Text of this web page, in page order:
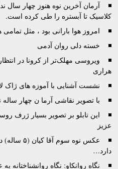
آرمان آخرین نوه هنوز چهار سال
کلاسیک تا آبستره را طی کرده است.
امروز هوا بارانی بود ، مثل تمامی
خسته دلی روان آدمی
ویروسی مهلک‌تر از کرونا در
هراری
نشست آشنایی با آموزه های ژاک
با تصویر نقاشی آرما ن چهار ساله
این تابلو بر تصویر بسیار ژرف
عزیز
عکس نوه
دارد…
نگاه روانکاو: نگاه روانشناختانه